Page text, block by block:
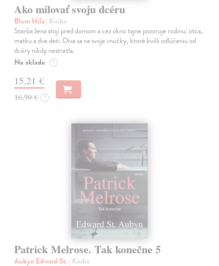
Ako milovať svoju dcéru
Blum Hila| Kniha
Staršia žena stojí pred domom a cez okno tajne pozoruje rodinu: otca,
matku a dve deti. Díva sa na svoje vnučky, ktoré kvôli odlúčeniu od
dcéry nikdy nestretla.
Na sklade ?
15,21 €
16,90 € ?
Patrick Melrose. Tak konečne 5
Aubyn Edward St. | Kniha